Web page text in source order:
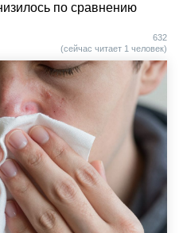
по сравнению
632
(сейчас читает 1 человек)